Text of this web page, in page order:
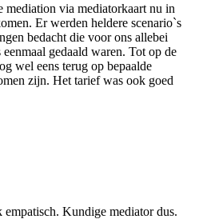
via mediatorkaart nu in
Er werden heldere scenario`s
bedacht die voor ons allebei
gedaald waren. Tot op de
wel eens terug op bepaalde
zijn. Het tarief was ook goed
Kundige mediator dus.